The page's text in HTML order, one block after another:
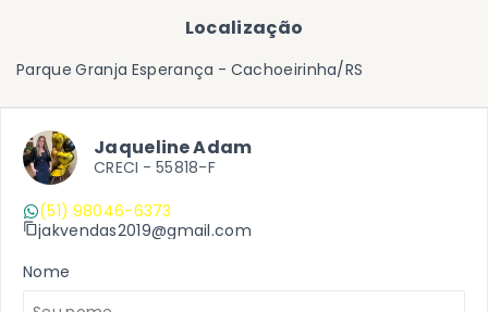
Localização
Parque Granja Esperança - Cachoeirinha/RS
Jaqueline Adam
CRECI - 55818-F
(51) 98046-6373
jakvendas2019@gmail.com
Nome